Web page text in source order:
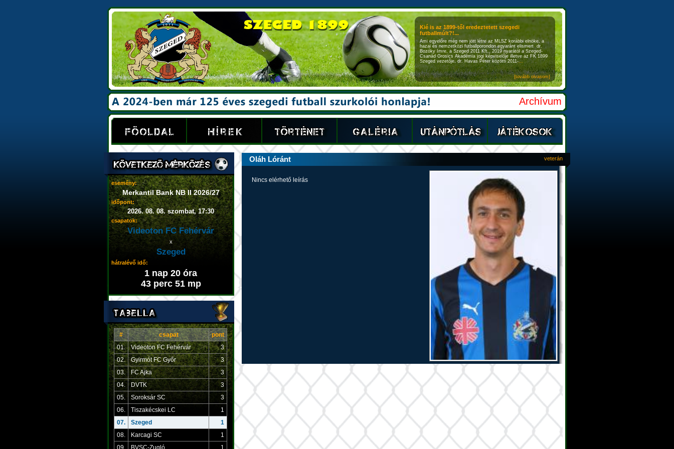
Kié is az 1899-től eredeztetett szegedi
futballmúlt?!...
Ami egyelőre még nem jött létre az MLSZ korábbi elnöke, a
hazai és nemzetközi futballporondon egyaránt elismert dr.
Bozóky Imre, a Szeged 2011 Kft., 2019 nyarától a Szeged-
Csanád Grosics Akadémia jogi képviselője illetve az FK 1899
Szeged vezetője, dr. Havas Péter közötti 2011-...
{tovább olvasom}
Archívum
esemény:
Merkantil Bank NB II 2026/27
időpont:
2026. 08. 08. szombat, 17:30
csapatok:
Videoton FC Fehérvár
x
Szeged
hátralévő idő:
1 nap 20 óra
43 perc 51 mp
# csapat
pont
01.
Videoton FC Fehérvár
3
02.
Gyirmót FC Győr
3
03.
FC Ajka
3
04.
DVTK
3
05.
Soroksár SC
3
06.
Tiszakécskei LC
1
07.
Szeged
1
08.
Karcagi SC
1
09.
BVSC-Zugló 1
Oláh Lóránt veterán
Nincs elérhető leírás